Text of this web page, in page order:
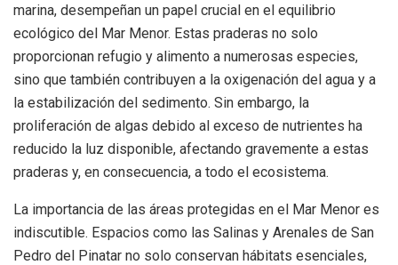
marina, desempeñan un papel crucial en el equilibrio
ecológico del Mar Menor. Estas praderas no solo
proporcionan refugio y alimento a numerosas especies,
sino que también contribuyen a la oxigenación del agua y a
la estabilización del sedimento. Sin embargo, la
proliferación de algas debido al exceso de nutrientes ha
reducido la luz disponible, afectando gravemente a estas
praderas y, en consecuencia, a todo el ecosistema.
La importancia de las áreas protegidas en el Mar Menor es
indiscutible. Espacios como las Salinas y Arenales de San
Pedro del Pinatar no solo conservan hábitats esenciales,